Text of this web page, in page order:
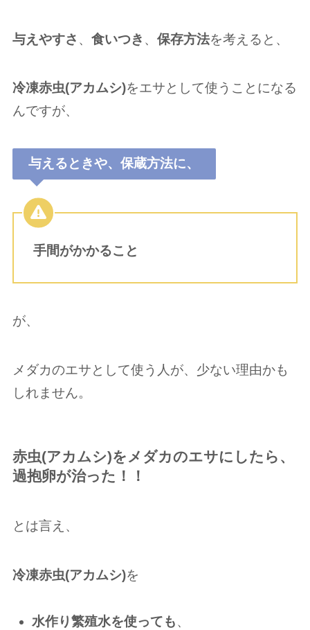
与えやすさ 、 食いつき 、 保存方法を考えると、
冷凍赤虫(アカムシ)をエサとして使うことになる
んですが、
与えるときや、保蔵方法に、
手間がかかること
が、
メダカのエサとして使う人が、少ない理由かも
しれません。
赤虫(アカムシ)をメダカのエサにしたら、
過抱卵が治った！！
とは言え、
冷凍赤虫(アカムシ)を
水作り繁殖水を使っても、